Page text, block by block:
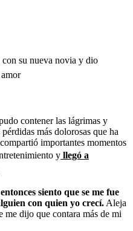
su nueva novia y dio
contener las lágrimas y
más dolorosas que ha
importantes momentos
y llegó a
siento que se me fue
con quien yo crecí.Aleja
dijo que contara más de mi